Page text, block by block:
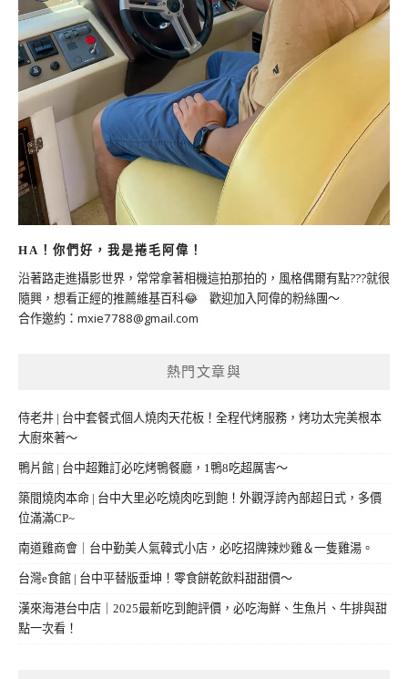
HA！你們好，我是捲毛阿偉！
沿著路走進攝影世界，常常拿著相機這拍那拍的，風格偶爾有點???就很
隨興，想看正經的推薦維基百科😂 歡迎加入阿偉的粉絲團～
合作邀約： mxie7788@gmail.com
熱門文章與
侍老井 | 台中套餐式個人燒肉天花板！全程代烤服務，烤功太完美根本
大廚來著～
鴨片館 | 台中超難訂必吃烤鴨餐廳，1鴨8吃超厲害～
築間燒肉本命 | 台中大里必吃燒肉吃到飽！外觀浮誇內部超日式，多價
位滿滿CP~
南道雞商會｜台中勤美人氣韓式小店，必吃招牌辣炒雞＆一隻雞湯。
台灣e食館 | 台中平替版垂坤！零食餅乾飲料甜甜價～
漢來海港台中店｜2025最新吃到飽評價，必吃海鮮、生魚片、牛排與甜
點一次看！